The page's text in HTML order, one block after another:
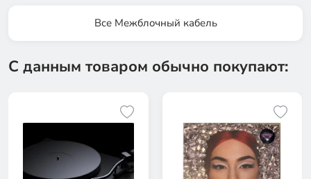
Все Межблочный кабель
С данным товаром обычно покупают: